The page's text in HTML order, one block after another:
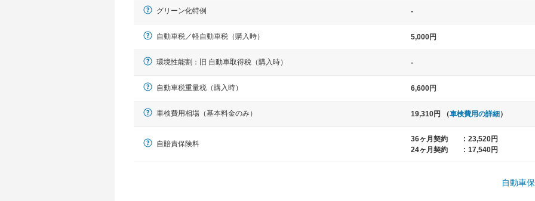
N-BOX、ワゴンR、タント、アルト など
ノア、セレナ、プリウス、カローラ、ステ
クラウン、
ハイエース
グリーン化特例 -
自動車税／軽自動車税（購入時） 5,000円
環境性能割：旧 自動車取得税（購入時） -
自動車税重量税（購入時） 6,600円
車検費用相場（基本料金のみ） 19,310円 （車検費用の詳細 ）
自賠責保険料
36ヶ月契約 : 23,520円
24ヶ月契約
: 17,540円
自動車